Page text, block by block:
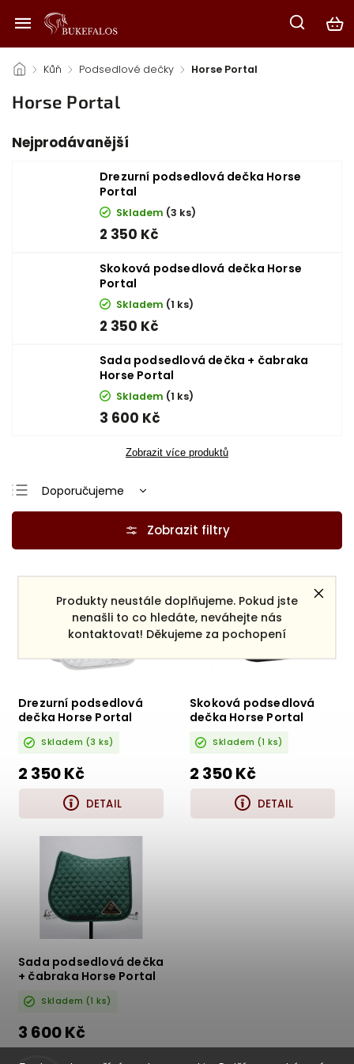
Produkty neustále doplňujeme. Pokud jste
nenašli to co hledáte, neváhejte nás
kontaktovat! Děkujeme za pochopení
/ Kůň / Podsedlové dečky / Horse Portal
Horse Portal
Nejprodávanější
Drezurní podsedlová dečka Horse
Portal
Skladem (3 ks)
2 350 Kč
Skoková podsedlová dečka Horse
Portal
Skladem (1 ks)
2 350 Kč
Sada podsedlová dečka + čabraka
Horse Portal
Skladem (1 ks)
3 600 Kč
Zobrazit více produktů
Doporučujeme
Nejlevnější
Drezurní podsedlová
dečka Horse Portal
Skladem (3 ks)
2 350 Kč
DETAIL
Skoková podsedlová
dečka Horse Portal
Skladem (1 ks)
2 350 Kč
DETAIL
Sada podsedlová dečka
+ čabraka Horse Portal
Skladem (1 ks)
3 600 Kč